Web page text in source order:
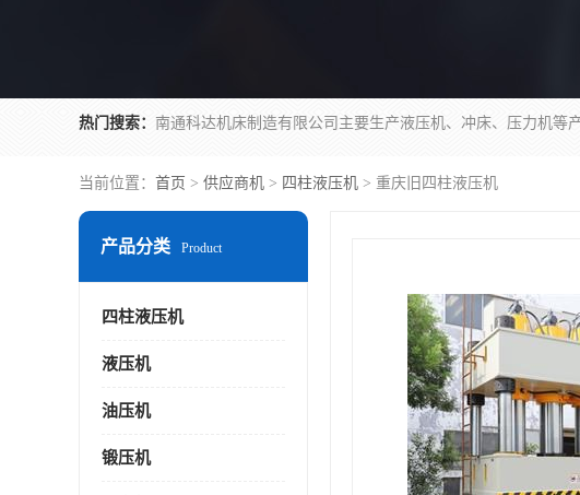
热门搜索：
当前位置： 首页 > 供应商机 > 四柱液压机 > 重庆旧四柱液压机
产品分类 Product
四柱液压机
液压机
油压机
锻压机